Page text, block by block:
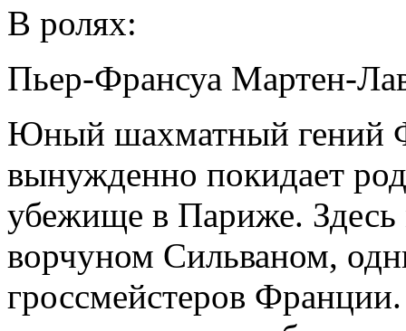
В ролях:
Пьер-Франсуа Мартен-
Юный шахматный гений
вынужденно покидает
убежище в Париже. Здесь
ворчуном Сильваном,
гроссмейстеров